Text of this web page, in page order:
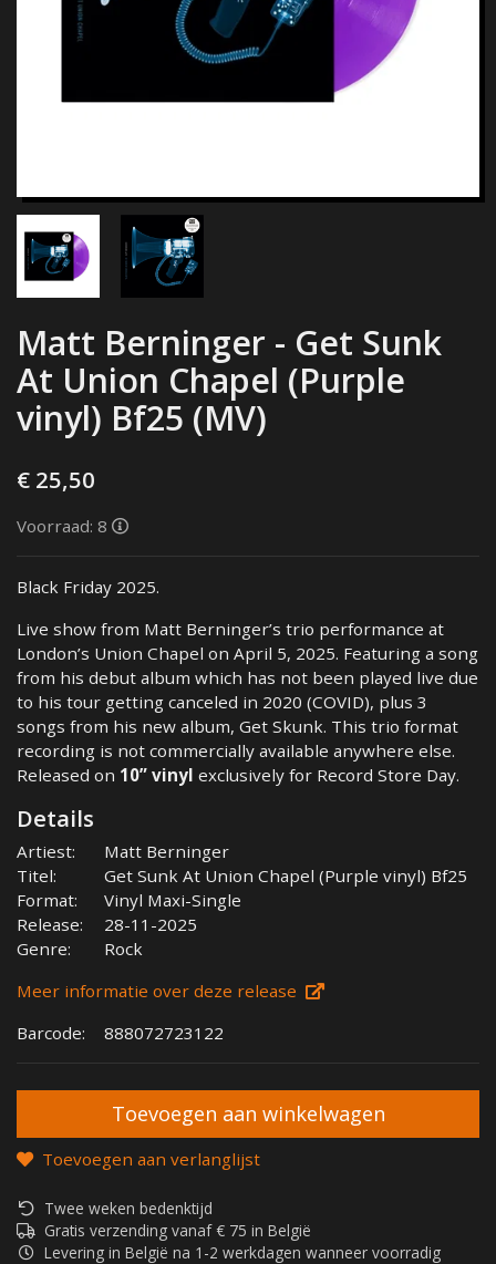
Matt Berninger - Get Sunk
At Union Chapel (Purple
vinyl) Bf25 (MV)
€ 25,50
Voorraad: 8
Black Friday 2025.
Live show from Matt Berninger’s trio performance at
London’s Union Chapel on April 5, 2025. Featuring a song
from his debut album which has not been played live due
to his tour getting canceled in 2020 (COVID), plus 3
songs from his new album, Get Skunk. This trio format
recording is not commercially available anywhere else.
Released on 10” vinyl exclusively for Record Store Day.
Details
Artiest:
Matt Berninger
Titel:
Get Sunk At Union Chapel (Purple vinyl) Bf25
Format:
Vinyl Maxi-Single
Release:
28-11-2025
Genre:
Rock
Meer informatie over deze release
Barcode:
888072723122
Toevoegen aan verlanglijst
Twee weken bedenktijd
Gratis verzending vanaf € 75 in België
Levering in België na 1-2 werkdagen wanneer voorradig